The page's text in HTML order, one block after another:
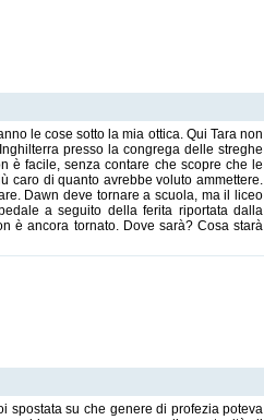
le cose sotto la mia ottica. Qui Tara non
presso la congrega delle streghe
è facile, senza contare che scopre che le
caro di quanto avrebbe voluto ammettere.
Dawn deve tornare a scuola, ma il liceo
a seguito della ferita riportata dalla
è ancora tornato. Dove sarà? Cosa starà
spostata su che genere di profezia poteva